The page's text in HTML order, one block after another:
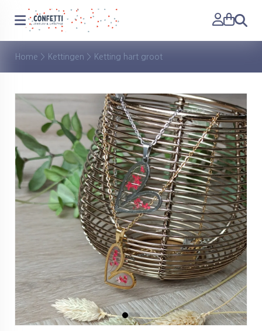
Zoeken
Home > Kettingen > Ketting hart groot